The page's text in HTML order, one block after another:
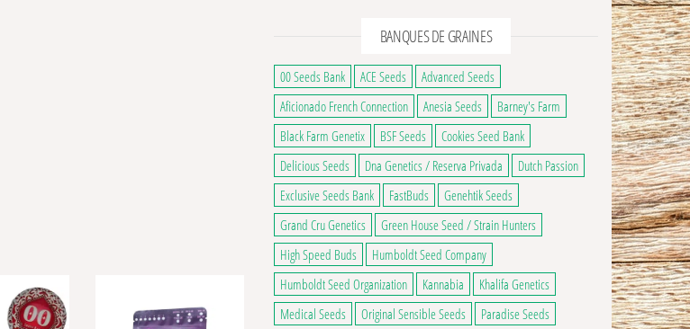
choisies sur la page du produit
Les options peuvent être choisies sur la page du produit
BANQUES DE GRAINES
00 Seeds Bank ACE Seeds
Advanced Seeds
Aficionado French Connection
Anesia Seeds
Barney's Farm
Black Farm Genetix
BSF Seeds
Cookies Seed Bank
Delicious Seeds
Dna Genetics / Reserva Privada
Dutch Passion
Exclusive Seeds Bank
FastBuds
Genehtik Seeds
Grand Cru Genetics
Green House Seed / Strain Hunters
High Speed Buds
Humboldt Seed Company
Humboldt Seed Organization
Kannabia
Khalifa Genetics
Medical Seeds
Original Sensible Seeds
Paradise Seeds